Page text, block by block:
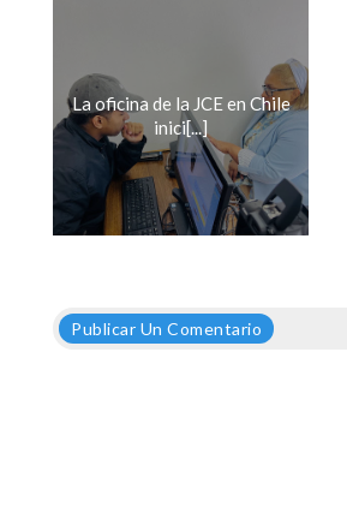
La oficina de la JCE en Chile
inici[...]
Publicar Un Comentario